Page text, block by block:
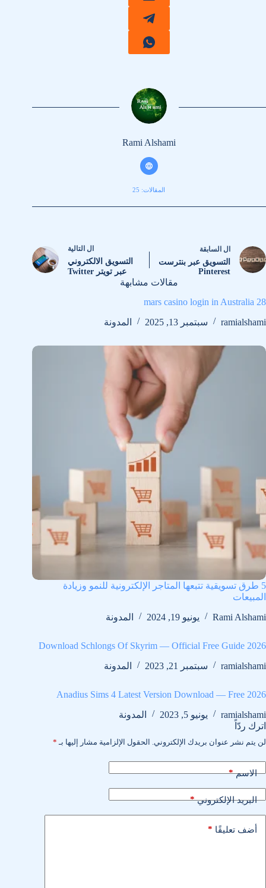
Rami Alshami
المقالات: 25
ال السابقة
التسويق عبر بنترست
Pinterest
ال التالية
التسويق الالكتروني
عبر تويتر Twitter
مقالات مشابهة
28 mars casino login in Australia
ramialshami
سبتمبر 13, 2025 المدونة
5 طرق تسويقية تتبعها المتاجر الإلكترونية للنمو وزيادة
المبيعات
Rami Alshami
يونيو 19, 2024 المدونة
Download Schlongs Of Skyrim — Official Free Guide 2026
ramialshami
سبتمبر 21, 2023 المدونة
Anadius Sims 4 Latest Version Download — Free 2026
ramialshami
يونيو 5, 2023
المدونة
اترك ردّاً
لن يتم نشر عنوان بريدك الإلكتروني. الحقول الإلزامية مشار إليها بـ *
الاسم*
البريد الإلكتروني*
أضف تعليقًا *